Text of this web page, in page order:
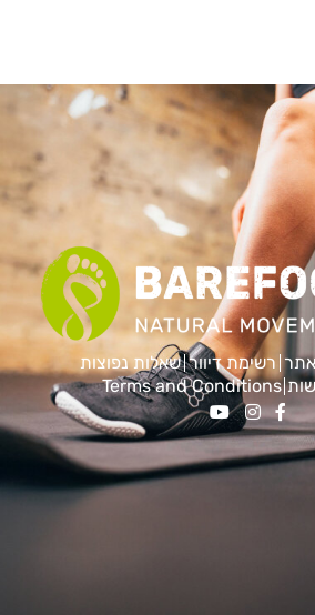
אתר רשימת דיוור שאלות נפוצות
Terms and Conditions